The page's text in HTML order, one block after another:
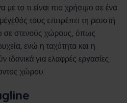
το τι είναι πιο χρήσιμο σε ένα
τους επιτρέπει τη ρευστή
σε στενούς χώρους, όπως
ενώ η ταχύτητα και η
ιδανικά για ελαφρές εργασίες
χώρου.